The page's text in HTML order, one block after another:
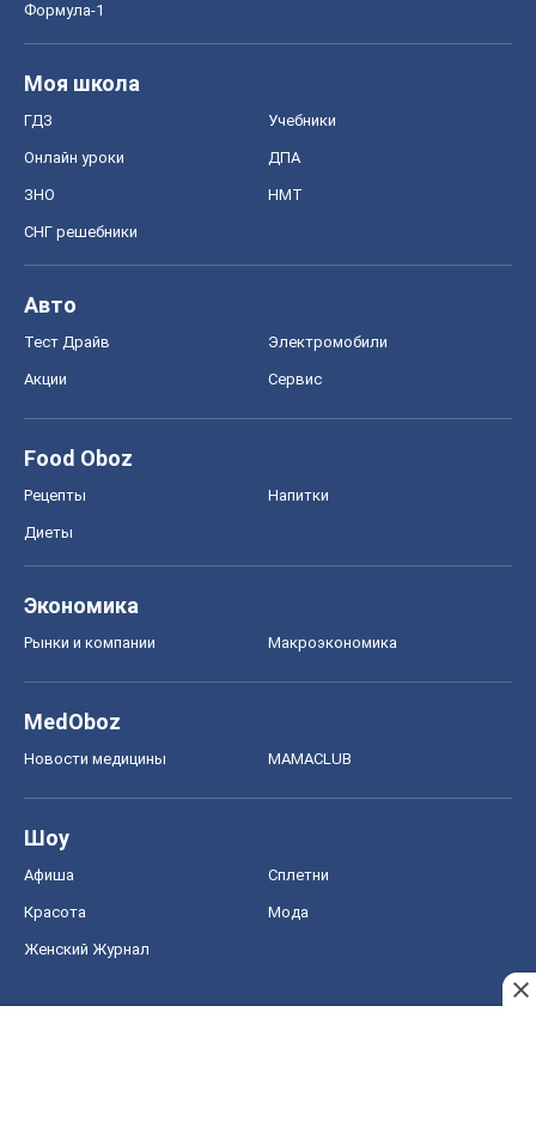
Формула-1
Моя школа
ГДЗ Учебники
Онлайн уроки ДПА
ЗНО НМТ
СНГ решебники
Авто
Тест Драйв Электромобили
Акции Сервис
Food Oboz
Рецепты Напитки
Диеты
Экономика
Рынки и компании Mакроэкономика
MedOboz
Новости медицины MAMACLUB
Шоу
Афиша Сплетни
Красота Мода
Женский Журнал